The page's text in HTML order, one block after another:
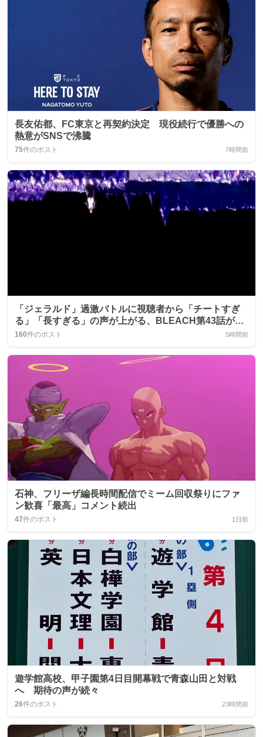
長友佑都、FC東京と再契約決定 現役続行で優勝への
熱意がSNSで沸騰
75件のポスト 7時間前
「ジェラルド」過激バトルに視聴者から「チートすぎ
る」「長すぎる」の声が上がる、BLEACH第43話が話
題に
160件のポスト 5時間前
石神、フリーザ編長時間配信でミーム回収祭りにファ
ン歓喜「最高」コメント続出
47件のポスト 1日前
遊学館高校、甲子園第4日目開幕戦で青森山田と対戦
へ 期待の声が続々
26件のポスト 23時間前